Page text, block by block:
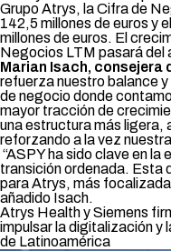
Grupo Atrys, la Cifra de
142,5 millones de euros y
millones de euros. El
Negocios LTM pasará
Marian Isach, consejera
refuerza nuestro balance
de negocio donde
mayor tracción de
una estructura más ligera,
reforzando a la vez
“ASPY ha sido clave en la
transición ordenada. Esta
para Atrys, más
añadido Isach.
Atrys Health y Siemens
impulsar la digitalización y
de Latinoamérica